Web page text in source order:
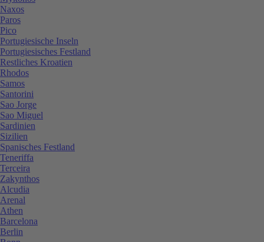
Naxos
Paros
Pico
Portugiesische Inseln
Portugiesisches Festland
Restliches Kroatien
Rhodos
Samos
Santorini
Sao Jorge
Sao Miguel
Sardinien
Sizilien
Spanisches Festland
Teneriffa
Terceira
Zakynthos
Alcudia
Arenal
Athen
Barcelona
Berlin